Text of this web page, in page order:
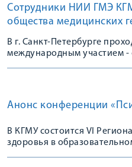
Сотрудники НИИ ГМЭ
общества медицинских
В г. Санкт-Петербурге
международным участием -
Анонс конференции
В КГМУ состоится VI
здоровья в